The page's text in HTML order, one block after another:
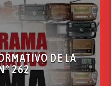
DE LA
262